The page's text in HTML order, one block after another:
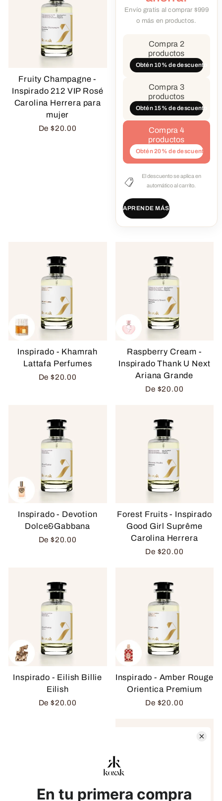
Fruity Champagne -
Inspirado 212 VIP Rosé
Carolina Herrera para
mujer
De $20.00
Envío gratis al comprar $999
o más en productos.
Compra 2
productos
Obtén 10% de descuento
Compra 3
productos
Obtén 15% de descuento
Compra 4
productos
Obtén 20% de descuento
El descuento se aplica en
automático al carrito.
APRENDE MÁS
Inspirado - Khamrah
Lattafa Perfumes
De $20.00
Raspberry Cream -
Inspirado Thank U Next
Ariana Grande
De $20.00
Inspirado - Devotion
Dolce&Gabbana
De $20.00
Forest Fruits - Inspirado
Good Girl Suprême
Carolina Herrera
De $20.00
Inspirado - Eilish Billie
Eilish
De $20.00
Inspirado - Amber Rouge
Orientica Premium
De $20.00